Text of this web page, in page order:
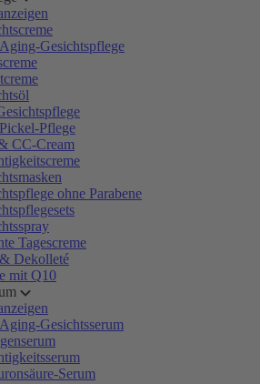
Gesichtspflege
Pflege
CC-Cream
ohne Parabene
Tagescreme
Dekolleté
mit Q10
Gesichtsserum
Serum